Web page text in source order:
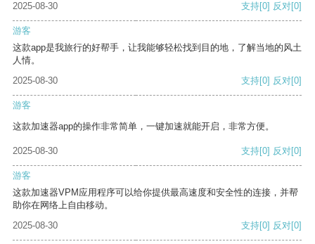
2025-08-30
支持[0] 反对[0]
游客
这款app是我旅行的好帮手，让我能够轻松找到目的地，了解当地的风土
人情。
2025-08-30
支持[0] 反对[0]
游客
这款加速器app的操作非常简单，一键加速就能开启，非常方便。
2025-08-30 支持[0] 反对[0]
游客
这款加速器VPM应用程序可以给你提供最高速度和安全性的连接，并帮
助你在网络上自由移动。
2025-08-30
支持[0] 反对[0]